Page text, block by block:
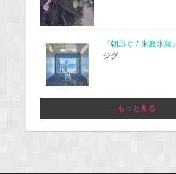
『朝凪ぐ / 朱夏氷菓』
ジグ
...もっと見る